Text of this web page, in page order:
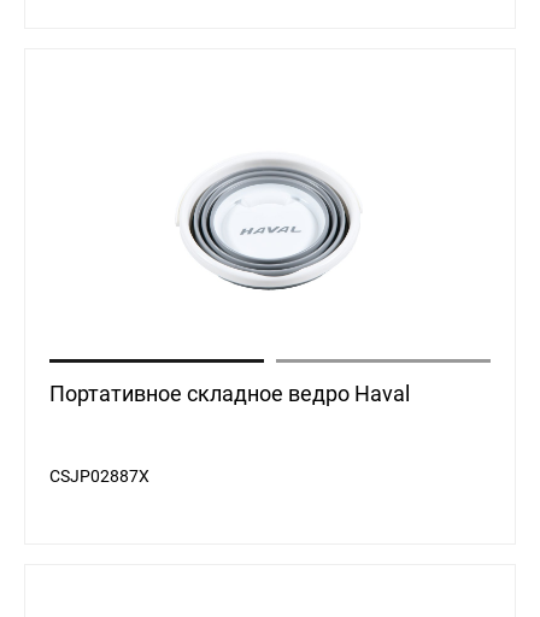
Портативное складное ведро Haval
CSJP02887X